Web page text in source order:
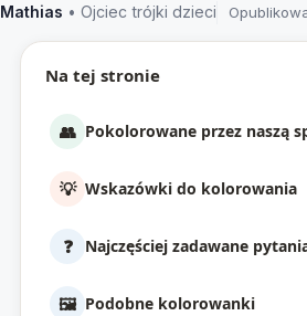
Mathias • Ojciec trójki dzieci
Na tej stronie
👥 Pokolorowane przez naszą
💡 Wskazówki do kolorowania
❓ Najczęściej zadawane
🖼️ Podobne kolorowanki